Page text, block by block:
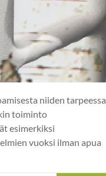
niiden tarpeessa
toiminto
esimerkiksi
vuoksi ilman apua